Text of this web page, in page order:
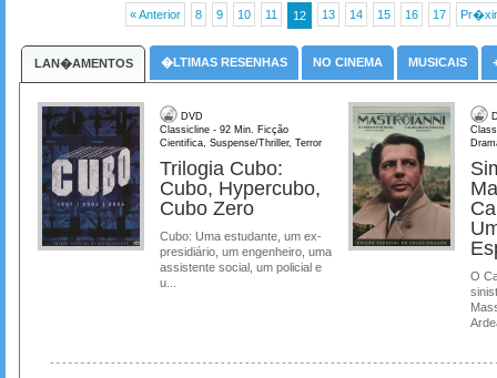
« Anterior 8 9 10 11 12 13 14 15 16 17
LAN�AMENTOS �LTIMAS RESENHAS NO CINEMA MUSICAIS
DVD
Classicline - 92 Min. Ficção
Cientifica, Suspense/Thriller, Terror
Trilogia Cubo:
Cubo, Hypercubo,
Cubo Zero
Cubo: Uma estudante, um ex-
presidiário, um engenheiro, uma
assistente social, um policial e
u...
O